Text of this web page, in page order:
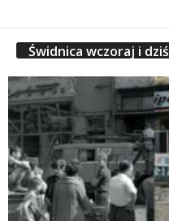
Świdnica wczoraj i dziś